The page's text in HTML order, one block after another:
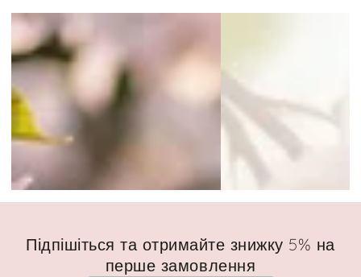
Підпішіться та отримайте знижку 5% на
перше замовлення